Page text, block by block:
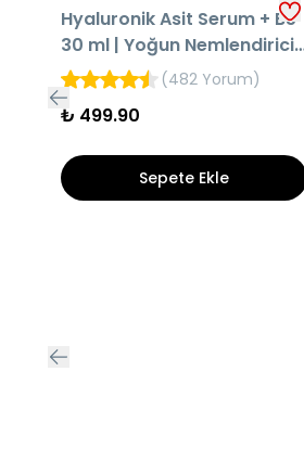
Hyaluronik Asit Serum + B5
30 ml | Yoğun Nemlendirici
Cilt Bakım Serumu
(482 Yorum)
₺ 499.90
Sepete Ekle